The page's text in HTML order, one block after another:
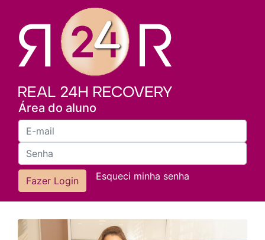
Área do aluno
Esqueci minha senha